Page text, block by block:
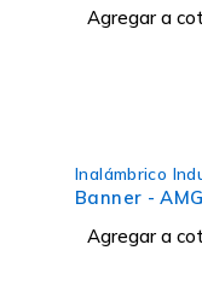
Agregar a
Inalámbrico
Banner -
Agregar a